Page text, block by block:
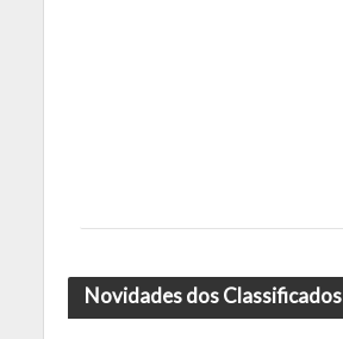
Novidades dos Classificados